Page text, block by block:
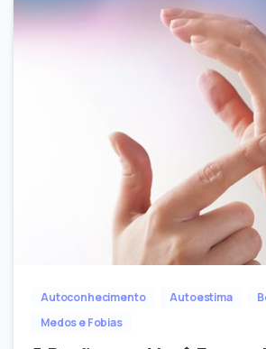
Autoconhecimento Autoestima
Medos e Fobias